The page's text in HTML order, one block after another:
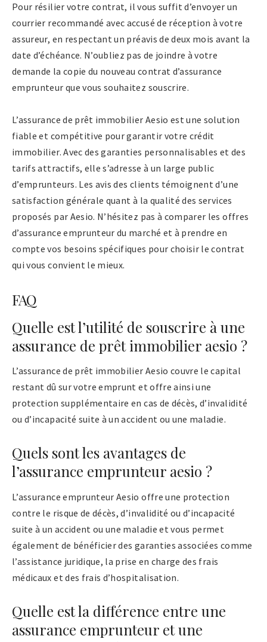
Pour résilier votre contrat, il vous suffit d’envoyer un
courrier recommandé avec accusé de réception à votre
assureur, en respectant un préavis de deux mois avant la
date d’échéance. N’oubliez pas de joindre à votre
demande la copie du nouveau contrat d’assurance
emprunteur que vous souhaitez souscrire.
L’assurance de prêt immobilier Aesio est une solution
fiable et compétitive pour garantir votre crédit
immobilier. Avec des garanties personnalisables et des
tarifs attractifs, elle s’adresse à un large public
d’emprunteurs. Les avis des clients témoignent d’une
satisfaction générale quant à la qualité des services
proposés par Aesio. N’hésitez pas à comparer les offres
d’assurance emprunteur du marché et à prendre en
compte vos besoins spécifiques pour choisir le contrat
qui vous convient le mieux.
FAQ
Quelle est l’utilité de souscrire à une
assurance de prêt immobilier aesio ?
L’assurance de prêt immobilier Aesio couvre le capital
restant dû sur votre emprunt et offre ainsi une
protection supplémentaire en cas de décès, d’invalidité
ou d’incapacité suite à un accident ou une maladie.
Quels sont les avantages de
l’assurance emprunteur aesio ?
L’assurance emprunteur Aesio offre une protection
contre le risque de décès, d’invalidité ou d’incapacité
suite à un accident ou une maladie et vous permet
également de bénéficier des garanties associées comme
l’assistance juridique, la prise en charge des frais
médicaux et des frais d’hospitalisation.
Quelle est la différence entre une
assurance emprunteur et une